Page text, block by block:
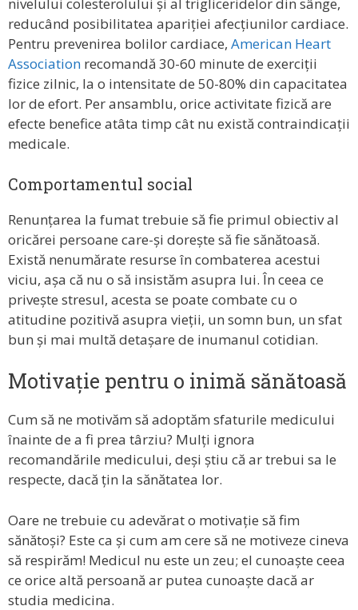
nivelului colesterolului și al trigliceridelor din sânge,
reducând posibilitatea apariției afecțiunilor cardiace.
Pentru prevenirea bolilor cardiace, American Heart
Association recomandă 30-60 minute de exerciții
fizice zilnic, la o intensitate de 50-80% din capacitatea
lor de efort. Per ansamblu, orice activitate fizică are
efecte benefice atâta timp cât nu există contraindicații
medicale.
Comportamentul social
Renunțarea la fumat trebuie să fie primul obiectiv al
oricărei persoane care-și dorește să fie sănătoasă.
Există nenumărate resurse în combaterea acestui
viciu, așa că nu o să insistăm asupra lui. În ceea ce
privește stresul, acesta se poate combate cu o
atitudine pozitivă asupra vieții, un somn bun, un sfat
bun și mai multă detașare de inumanul cotidian.
Motivație pentru o inimă sănătoasă
Cum să ne motivăm să adoptăm sfaturile medicului
înainte de a fi prea târziu? Mulți ignora
recomandările medicului, deși știu că ar trebui sa le
respecte, dacă țin la sănătatea lor.
Oare ne trebuie cu adevărat o motivație să fim
sănătoși? Este ca și cum am cere să ne motiveze cineva
să respirăm! Medicul nu este un zeu; el cunoaște ceea
ce orice altă persoană ar putea cunoaște dacă ar
studia medicina.